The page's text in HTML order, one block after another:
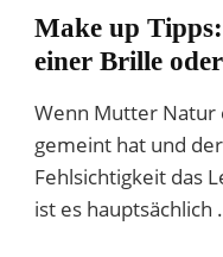
Make up
einer Brille
Wenn Mutter Natur
gemeint hat und
Fehlsichtigkeit das
ist es hauptsächlich